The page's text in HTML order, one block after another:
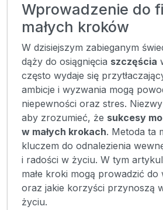
Wprowadzenie do
małych kroków
W dzisiejszym zabieganym
dąży do osiągnięcia szczęścia
często wydaje się
ambicje i wyzwania mogą
niepewności oraz stres.
aby zrozumieć, że sukcesy
w małych krokach. Metoda ta
kluczem do odnalezienia
i radości w życiu. W tym
małe kroki mogą prowadzić do
oraz jakie korzyści przynoszą
życiu.